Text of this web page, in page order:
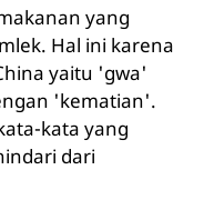
yang
Hal ini karena
yaitu 'gwa'
'kematian'.
kata yang
dari